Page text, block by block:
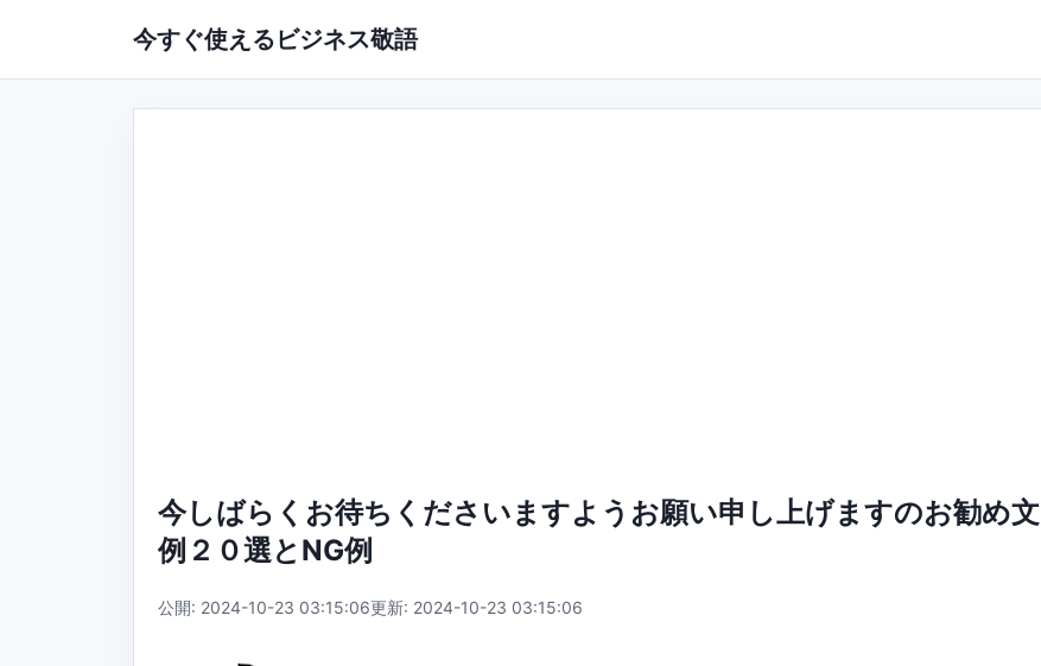
今すぐ使えるビジネス敬語
今しばらくお待ちくださいますようお願い申し上げますのお勧め文
例２０選とNG例
公開: 2024-10-23 03:15:06更新: 2024-10-23 03:15:06